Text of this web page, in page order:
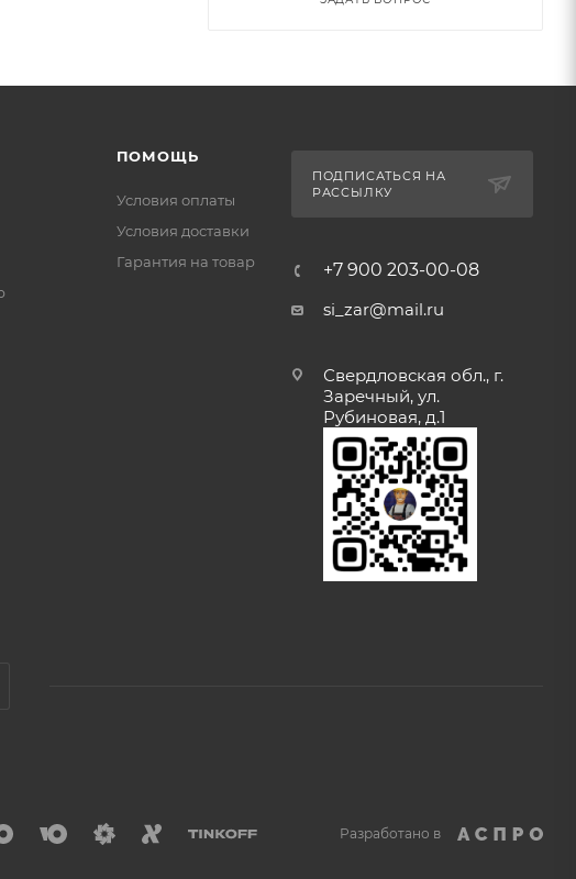
ПОМОЩЬ
Условия оплаты
Условия доставки
Гарантия на товар
ПОДПИСАТЬСЯ НА
РАССЫЛКУ
+7 900 203-00-08
si_zar@mail.ru
Свердловская обл., г.
Заречный, ул.
Рубиновая, д.1
Разработано в